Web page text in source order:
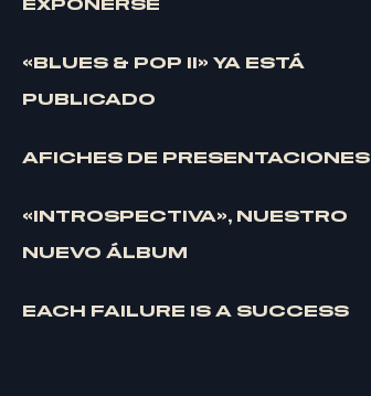
EXPONERSE
«BLUES & POP II» YA ESTÁ
PUBLICADO
AFICHES DE PRESENTACIONES
«INTROSPECTIVA», NUESTRO
NUEVO ÁLBUM
EACH FAILURE IS A SUCCESS